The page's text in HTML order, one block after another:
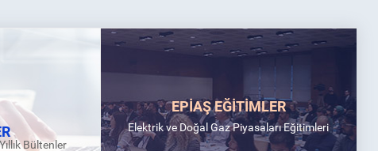
Bültenler
EPİAŞ EĞİTİMLER
Elektrik ve Doğal Gaz Piyasaları Eğitimleri